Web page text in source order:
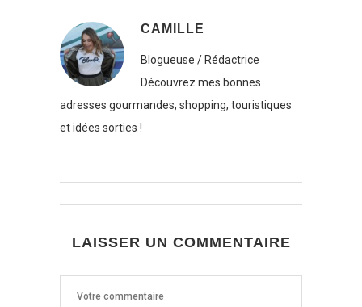
CAMILLE
Blogueuse / Rédactrice
Découvrez mes bonnes
adresses gourmandes, shopping, touristiques
et idées sorties !
LAISSER UN COMMENTAIRE